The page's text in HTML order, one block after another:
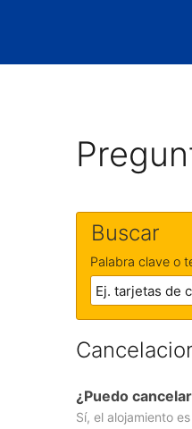
Buscar
Palabra clave o
¿Puedo
Sí, el alojamiento